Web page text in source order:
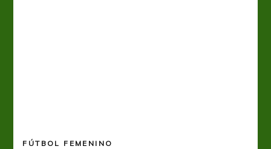
FÚTBOL FEMENINO